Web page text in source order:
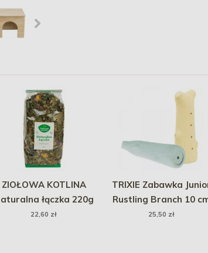
ZIOŁOWA KOTLINA
łączka 220g
22,60 zł
TRIXIE Zabawka
Rustling Branch 10
25,50 zł